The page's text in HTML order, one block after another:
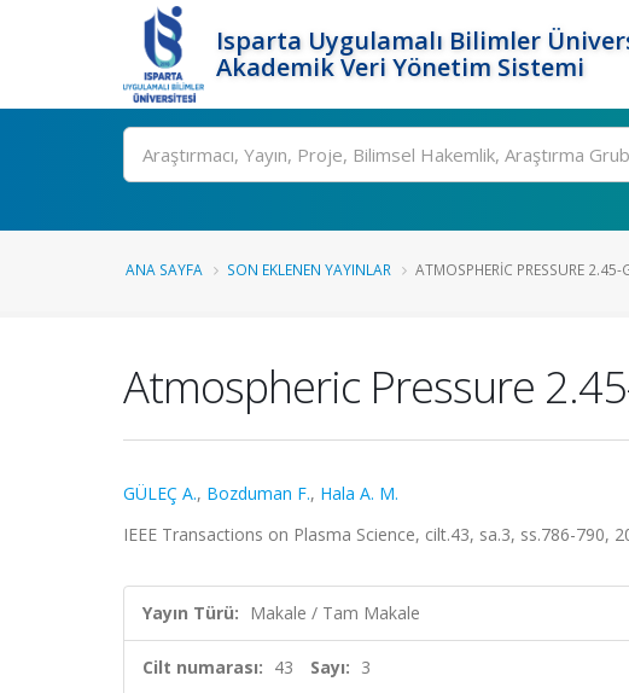
Isparta Uygulamalı Bilimler
Akademik Veri Yönetim Sistemi
Ara
ANA SAYFA SON EKLENEN YAYINLAR ATMOSPHERIC PRESSURE
Atmospheric Pressure
GÜLEÇ A., Bozduman F., Hala A. M.
IEEE Transactions on Plasma Science, cilt.43, sa.3, ss.786-790,
Yayın Türü: Makale / Tam Makale
Cilt numarası: 43 Sayı: 3